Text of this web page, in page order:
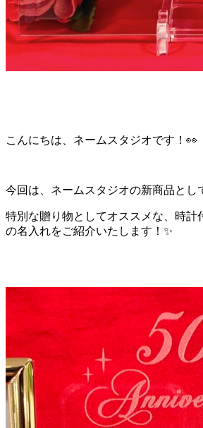
こんにちは、ネームスタジオです！👀
今回は、ネームスタジオの新商品とし
特別な贈り物としてオススメな、時計
の名入れをご紹介いたします！✨